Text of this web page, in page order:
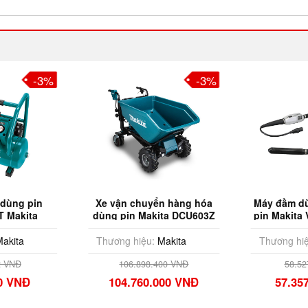
pin
Makita
VNĐ
VNĐ
-3%
Xe vận chuyển hàng hóa
dùng pin Makita DCU603Z
Thương hiệu: Makita
106.898.400 VNĐ
104.760.000 VNĐ
-3%
Máy đầm
pin Makita
Thương